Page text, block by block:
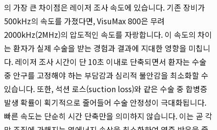
의 가장 큰 차이점은 레이저 조사 속도에 있습니다. 기존 장비가
500kHz의 속도를 가졌다면, VisuMax 800은 무려
2000kHz(2MHz)의 압도적인 속도를 자랑합니다. 이 속도의 차이
는 환자가 실제 수술을 받는 경험과 결과에 지대한 영향을 미칩니
다. 레이저 조사 시간이 단 10초 이내로 단축되면서 환자는 수술
중 안구를 고정해야 하는 부담감과 심리적 불안감을 최소화할 수
있습니다. 또한, 석션 로스(suction loss)와 같은 수술 중 합병증
발생 확률이 획기적으로 줄어들어 수술 안정성이 극대화됩니다.
빠른 속도는 단순히 시간 단축만을 의미하지 않습니다. 이는 곧 각